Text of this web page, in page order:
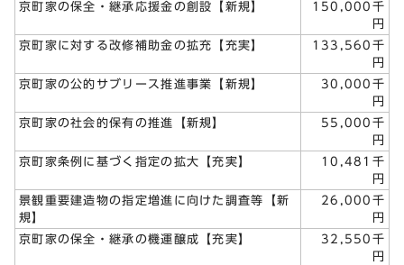
京町家の保全・継承応援金の創設【新規】
150,000千
円
京町家に対する改修補助金の拡充【充実】
133,560千
円
京町家の公的サブリース推進事業【新規】
30,000千
円
京町家の社会的保有の推進【新規】
55,000千
円
京町家条例に基づく指定の拡大【充実】
10,481千
円
景観重要建造物の指定増進に向けた調査等【新
規】
26,000千
円
京町家の保全・継承の機運醸成【充実】
32,550千
円